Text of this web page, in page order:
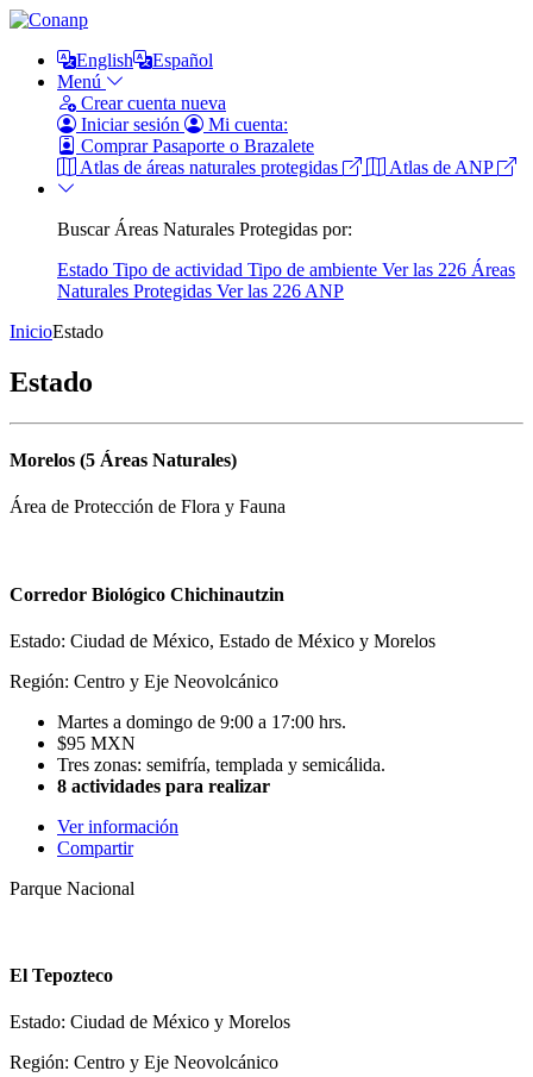
English
Español
Menú
Crear cuenta nueva
Iniciar sesión
Mi cuenta:
Comprar Pasaporte o Brazalete
Atlas de áreas naturales protegidas
Atlas de ANP
Buscar Áreas Naturales Protegidas por:
Estado Tipo de actividad Tipo de ambiente Ver las 226 Áreas
Naturales Protegidas Ver las 226 ANP
InicioEstado
Estado
Morelos (5 Áreas Naturales)
Área de Protección de Flora y Fauna
Corredor Biológico Chichinautzin
Estado: Ciudad de México, Estado de México y Morelos
Región: Centro y Eje Neovolcánico
Martes a domingo de 9:00 a 17:00 hrs.
$95 MXN
Tres zonas: semifría, templada y semicálida.
8 actividades para realizar
Ver información
Compartir
Parque Nacional
El Tepozteco
Estado: Ciudad de México y Morelos
Región: Centro y Eje Neovolcánico